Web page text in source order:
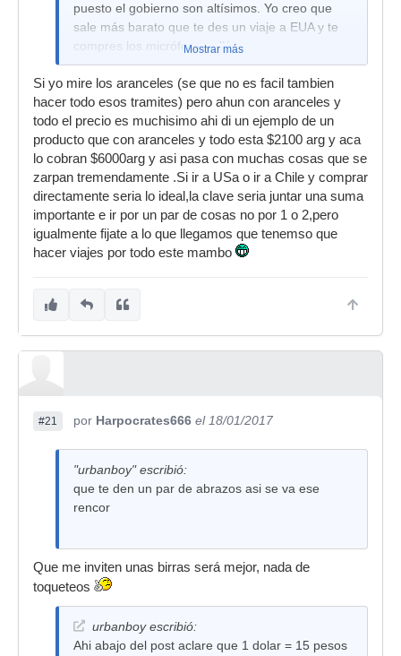
puesto el gobierno son altísimos. Yo creo que
sale más barato que te des un viaje a EUA y te
compres los micrófonos allá.
Mostrar más
Si yo mire los aranceles (se que no es facil tambien
hacer todo esos tramites) pero ahun con aranceles y
todo el precio es muchisimo ahi di un ejemplo de un
producto que con aranceles y todo esta $2100 arg y aca
lo cobran $6000arg y asi pasa con muchas cosas que se
zarpan tremendamente .Si ir a USa o ir a Chile y comprar
directamente seria lo ideal,la clave seria juntar una suma
importante e ir por un par de cosas no por 1 o 2,pero
igualmente fijate a lo que llegamos que tenemso que
hacer viajes por todo este mambo
#21 por Harpocrates666 el 18/01/2017
"urbanboy" escribió:
que te den un par de abrazos asi se va ese
rencor
Que me inviten unas birras será mejor, nada de
toqueteos
urbanboy escribió:
Ahi abajo del post aclare que 1 dolar = 15 pesos